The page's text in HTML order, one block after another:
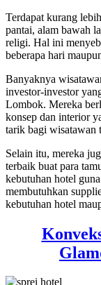
Terdapat kurang
pantai, alam bawah
religi. Hal ini
beberapa hari
Banyaknya
investor-investor
Lombok. Mereka
konsep dan interior
tarik bagi wisatawan
Selain itu, mereka
terbaik buat para
kebutuhan hotel
membutuhkan
kebutuhan hotel